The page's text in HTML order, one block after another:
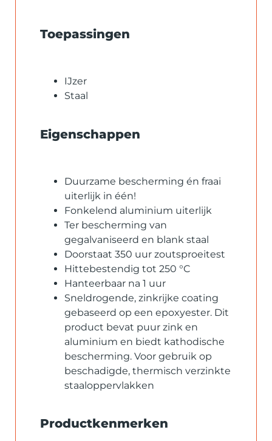
Toepassingen
IJzer
Staal
Eigenschappen
Duurzame bescherming én fraai
uiterlijk in één!
Fonkelend aluminium uiterlijk
Ter bescherming van
gegalvaniseerd en blank staal
Doorstaat 350 uur zoutsproeitest
Hittebestendig tot 250 °C
Hanteerbaar na 1 uur
Sneldrogende, zinkrijke coating
gebaseerd op een epoxyester. Dit
product bevat puur zink en
aluminium en biedt kathodische
bescherming. Voor gebruik op
beschadigde, thermisch verzinkte
staaloppervlakken
Productkenmerken